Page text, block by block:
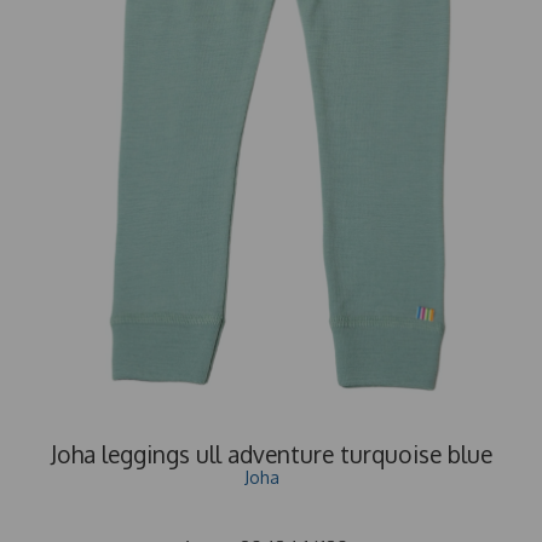
Joha leggings ull adventure turquoise blue
Joha